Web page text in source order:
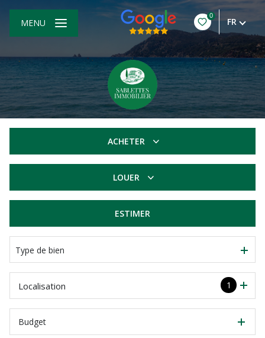
0
FR
MENU
ACHETER
LOUER
ESTIMER
Type de bien
1
Localisation
Budget